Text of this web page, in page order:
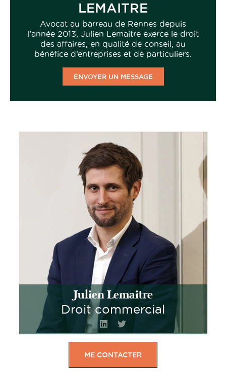
LEMAITRE
Avocat au barreau de Rennes depuis
l’année 2013, Julien Lemaitre exerce le droit
des affaires, en qualité de conseil, au
bénéfice d’entreprises et de particuliers.
ENVOYER UN MESSAGE
Julien Lemaitre
Droit commercial
ME CONTACTER